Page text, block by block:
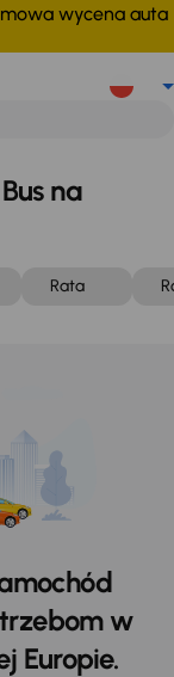
wycena auta
na
Rata
w
Europie.